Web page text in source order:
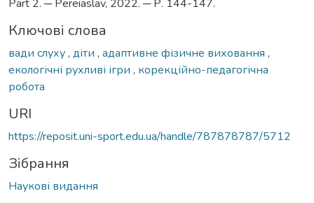
Part 2. ─ Pereiaslav, 2022. ─ Р. 144-147.
Ключові слова
вади слуху, діти , адаптивне фізичне виховання ,
екологічні рухливі ігри , корекційно-педагогічна
робота
URI
https://reposit.uni-sport.edu.ua/handle/787878787/5712
Зібрання
Наукові видання